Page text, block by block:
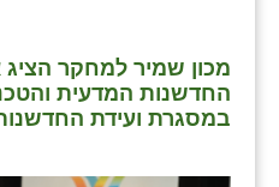
מכון שמיר למחקר הציג
החדשנות המדעית
במסגרת ועידת החדשנות